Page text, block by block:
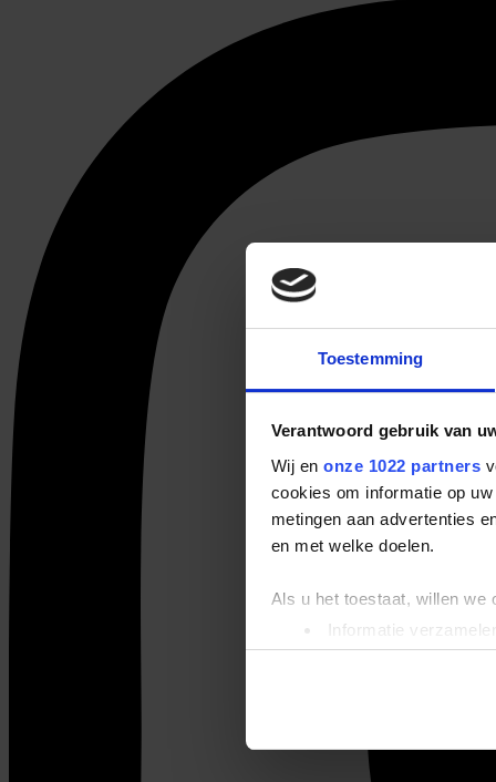
Toestemming
Verantwoord gebruik van
Wij en onze 1022 partners
cookies om informatie op
metingen aan advertenties
en met welke doelen.
Als u het toestaat, willen we
Informatie
Uw apparaat
Lees meer over hoe uw
We gebruiken cookies om